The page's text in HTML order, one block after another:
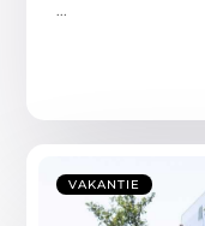
...
VAKANTIE